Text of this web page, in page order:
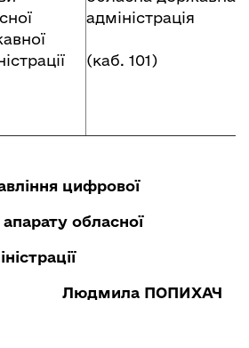
адміністрація
(каб. 101)
цифрової
обласної
Людмила ПОПИХАЧ